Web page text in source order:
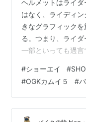
ヘルメットはライ
はなく、ライディ
きなグラフィック
る。つまり、ライ
一部といっても過
ある”ショーエイ”と
つのメーカーを使用
ーエイ派」と「ア
他の国産メーカー
#ショーエイ #
#OGKカムイ５ #